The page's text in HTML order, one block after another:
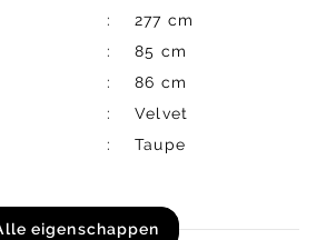
277 cm
85 cm
86 cm
Velvet
Taupe
eigenschappen